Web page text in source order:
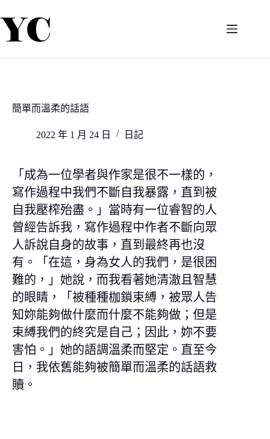
至
簡單而溫柔的話語
2022 年 1 月 24 日 日記
「成為一位學者與作家是很不一樣的，
寫作過程中我們不斷自我暴露，直到被
自我壓榨殆盡。」當時有一位睿智的人
曾經告訴我，寫作過程中作者不斷向眾
人訴說自身的故事，直到最終再也沒
有。「在這，身為女人的我們，是很困
難的，」她說，而我看著她清澈且智慧
的眼睛，「被種種枷鎖束縛，被眾人告
知妳能夠做什麼而什麼不能夠做；但是
束縛我們的終究是自己；因此，妳不要
害怕。」她的語調溫柔而堅定。直至今
日，我依舊能夠被簡單而溫柔的話語救
贖。